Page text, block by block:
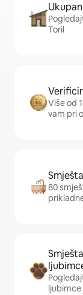
Toril
Više od
vam pri
80
ljubimce